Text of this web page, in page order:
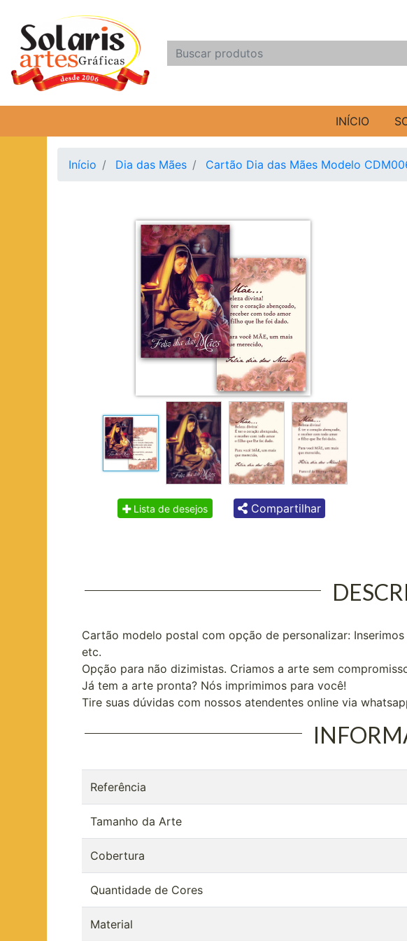
INÍCIO
Início Dia das Mães Cartão Dia das Mães Modelo
Lista de desejos Compartilhar
Cartão modelo postal com opção de personalizar:
etc.
Opção para não dizimistas. Criamos a arte sem
Já tem a arte pronta? Nós imprimimos para você!
Tire suas dúvidas com nossos atendentes online via
Referência
Tamanho da Arte
Cobertura
Quantidade de Cores
Material